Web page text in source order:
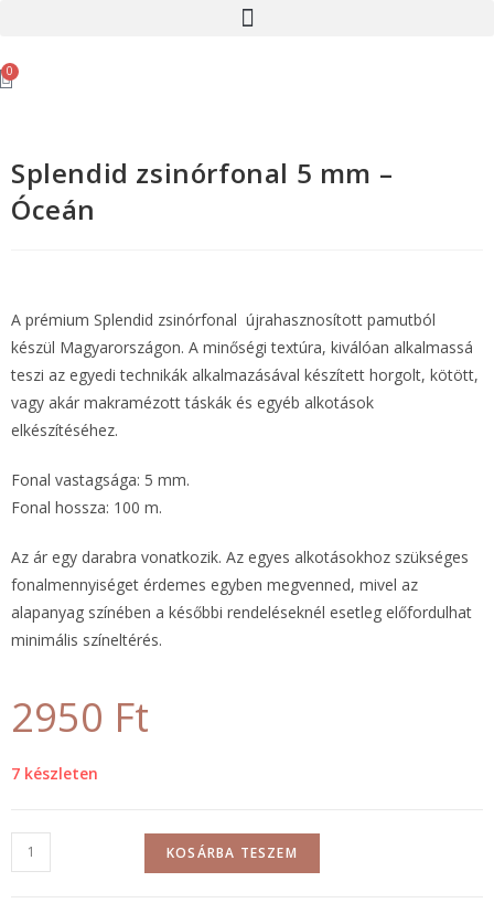
0
Splendid zsinórfonal 5 mm –
Óceán
A prémium Splendid zsinórfonal újrahasznosított pamutból
készül Magyarországon. A minőségi textúra, kiválóan alkalmassá
teszi az egyedi technikák alkalmazásával készített horgolt, kötött,
vagy akár makramézott táskák és egyéb alkotások
elkészítéséhez.
Fonal vastagsága: 5 mm.
Fonal hossza: 100 m.
Az ár egy darabra vonatkozik. Az egyes alkotásokhoz szükséges
fonalmennyiséget érdemes egyben megvenned, mivel az
alapanyag színében a későbbi rendeléseknél esetleg előfordulhat
minimális színeltérés.
2950 Ft
7 készleten
KOSÁRBA TESZEM